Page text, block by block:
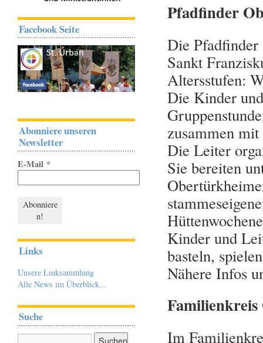
Pfadfinder
Die
Sankt
Altersstufen:
Die Kinder
zusammen
Die Leiter
Sie bereiten
Kinder und
basteln,
Nähere Infos
Im
Facebook Seite
Abonniere unseren
Newsletter
E-Mail *
Links
Unsere Linksammlung
Alle News im Überblick...
Suche